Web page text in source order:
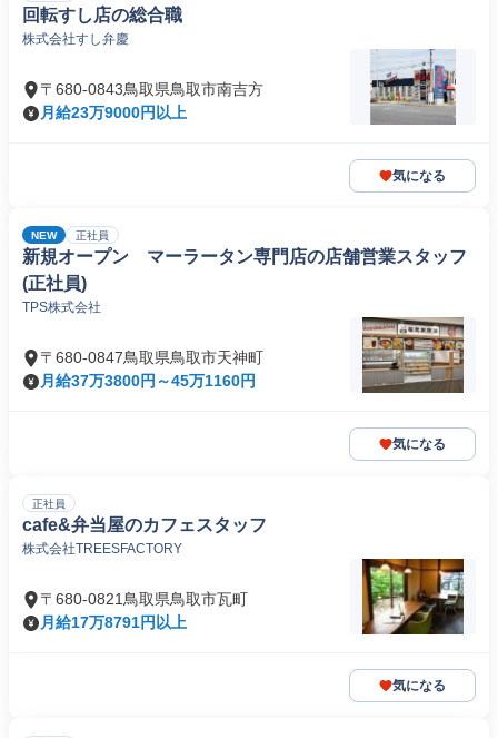
回転すし店の総合職
株式会社すし弁慶
〒680-0843鳥取県鳥取市南吉方
月給23万9000円以上
気になる
NEW 正社員
新規オープン マーラータン専門店の店舗営業スタッフ
(正社員)
TPS株式会社
〒680-0847鳥取県鳥取市天神町
月給37万3800円～45万1160円
気になる
正社員
cafe&弁当屋のカフェスタッフ
株式会社TREESFACTORY
〒680-0821鳥取県鳥取市瓦町
月給17万8791円以上
気になる